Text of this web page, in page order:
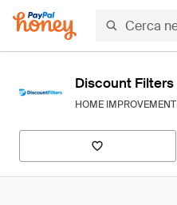
Discount Filters
HOME IMPROVEMENT